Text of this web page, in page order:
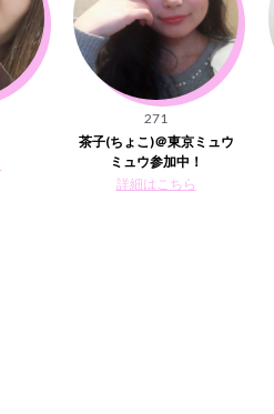
271
茶子(ちょこ)＠東京ミュウ
ミュウ参加中！
詳細はこちら